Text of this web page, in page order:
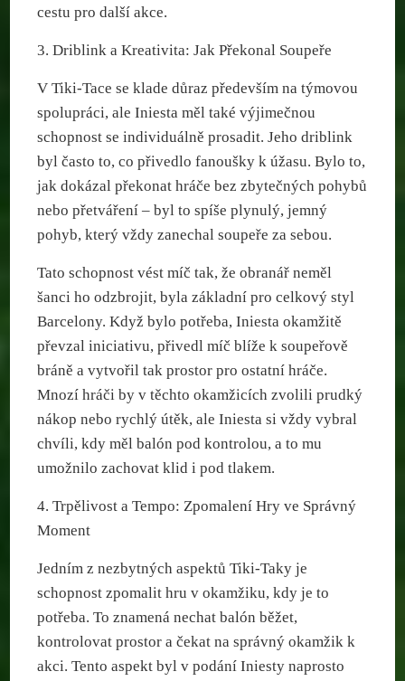
cestu pro další akce.
3. Driblink a Kreativita: Jak Překonal Soupeře
V Tiki-Tace se klade důraz především na týmovou
spolupráci, ale Iniesta měl také výjimečnou
schopnost se individuálně prosadit. Jeho driblink
byl často to, co přivedlo fanoušky k úžasu. Bylo to,
jak dokázal překonat hráče bez zbytečných pohybů
nebo přetváření – byl to spíše plynulý, jemný
pohyb, který vždy zanechal soupeře za sebou.
Tato schopnost vést míč tak, že obranář neměl
šanci ho odzbrojit, byla základní pro celkový styl
Barcelony. Když bylo potřeba, Iniesta okamžitě
převzal iniciativu, přivedl míč blíže k soupeřově
bráně a vytvořil tak prostor pro ostatní hráče.
Mnozí hráči by v těchto okamžicích zvolili prudký
nákop nebo rychlý útěk, ale Iniesta si vždy vybral
chvíli, kdy měl balón pod kontrolou, a to mu
umožnilo zachovat klid i pod tlakem.
4. Trpělivost a Tempo: Zpomalení Hry ve Správný
Moment
Jedním z nezbytných aspektů Tiki-Taky je
schopnost zpomalit hru v okamžiku, kdy je to
potřeba. To znamená nechat balón běžet,
kontrolovat prostor a čekat na správný okamžik k
akci. Tento aspekt byl v podání Iniesty naprosto